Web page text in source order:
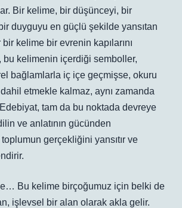
Bir kelime, bir düşünceyi, bir
duyguyu en güçlü şekilde yansıtan
bir kelime bir evrenin kapılarını
kelimenin içerdiği semboller,
bağlamlarla iç içe geçmişse, okuru
etmekle kalmaz, aynı zamanda
tam da bu noktada devreye
ve anlatının gücünden
gerçekliğini yansıtır ve
Bu kelime birçoğumuz için belki de
işlevsel bir alan olarak akla gelir.